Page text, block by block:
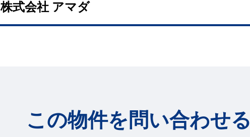
株式会社 アマダ
この物件を問い合わせる